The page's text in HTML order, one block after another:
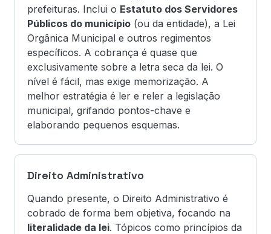
prefeituras. Inclui o Estatuto dos Servidores
Públicos do município (ou da entidade), a Lei
Orgânica Municipal e outros regimentos
específicos. A cobrança é quase que
exclusivamente sobre a letra seca da lei. O
nível é fácil, mas exige memorização. A
melhor estratégia é ler e reler a legislação
municipal, grifando pontos-chave e
elaborando pequenos esquemas.
Direito Administrativo
Quando presente, o Direito Administrativo é
cobrado de forma bem objetiva, focando na
literalidade da lei. Tópicos como princípios da